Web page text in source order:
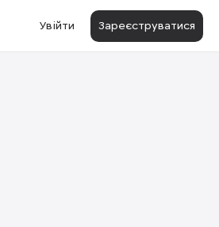
Увійти Зареєструватися